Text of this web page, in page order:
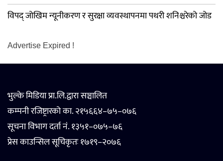
विपद् जोखिम न्यूनीकरण र सुरक्षा व्यवस्थापनमा पथरी शनिश्चरेको जोड
Advertise Expired !
भुल्के मिडिया प्रा.लि.द्वारा सञ्चालित
कम्पनी रजिष्ट्रारको का. २१५६६४–७५–०७६
सूचना विभाग दर्ता नं. १३५१–०७५–७६
प्रेस काउन्सिल सूचिकृतः १७१९–२०७६